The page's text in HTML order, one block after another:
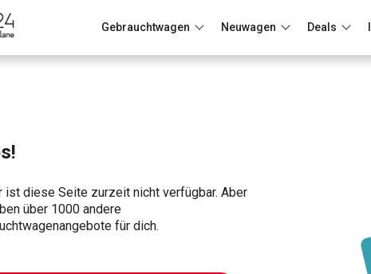
Gebrauchtwagen Neuwagen Deals
ist diese Seite zurzeit nicht verfügbar. Aber
über 1000 andere
für dich.